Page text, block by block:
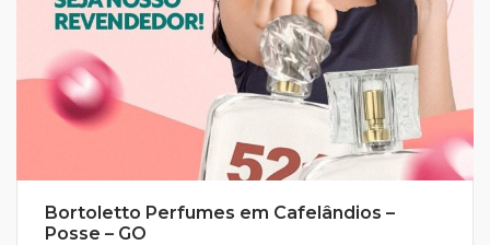
Bortoletto Perfumes em Cafelândios –
Posse – GO